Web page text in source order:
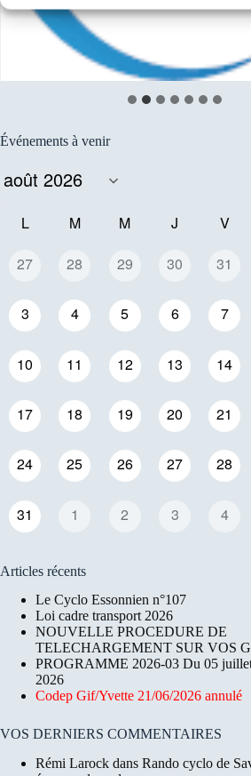
Événements à venir
L M M J V
27 28 29 30 31
3 4 5 6 7
10 11 12 13 14
17 18 19 20 21
24 25 26 27 28
31 1 2 3 4
Articles récents
Le Cyclo Essonnien n°107
Loi cadre transport 2026
NOUVELLE PROCEDURE DE
TELECHARGEMENT SUR VOS
PROGRAMME 2026-03 Du 05 juillet
2026
Codep Gif/Yvette 21/06/2026 annulé
VOS DERNIERS COMMENTAIRES
Rémi Larock dans Rando cyclo de